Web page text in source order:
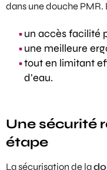
dans une douche PMR.
un accès facilité
une meilleure
tout en limitant
d’eau.
Une sécurité
étape
La sécurisation de la